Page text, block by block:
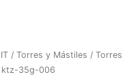
/ Torres y Mástiles / Torres
ktz-35g-006